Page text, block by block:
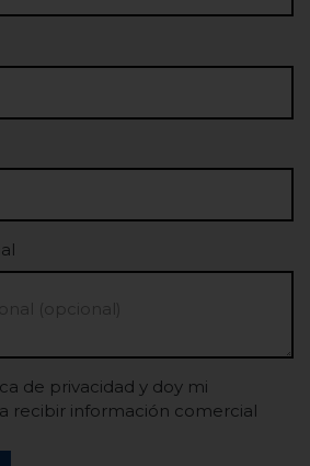
de privacidad y doy mi
recibir información comercial